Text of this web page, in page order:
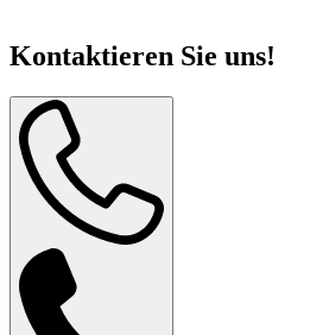
Kontaktieren Sie uns!